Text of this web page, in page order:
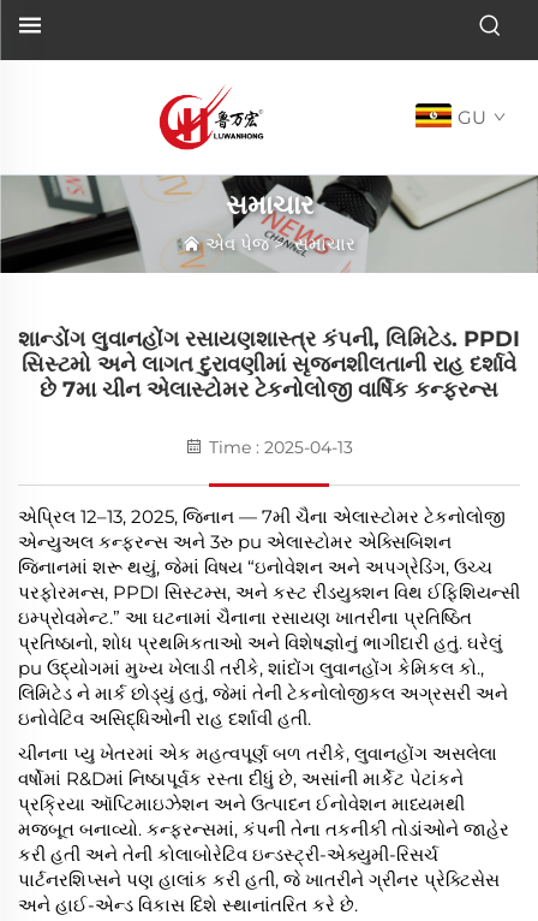
GU
સમાચાર
એવ પેજ>સમાચાર
શાન્ડોંગ લુવાનહોંગ રસાયણશાસ્ત્ર કંપની, લિમિટેડ. PPDI
સિસ્ટમો અને લાગત દુરાવણીમાં સૃજનશીલતાની રાહ દર્શાવે
છે 7મા ચીન એલાસ્ટોમર ટેકનોલોજી વાર્ષિક કન્ફરન્સ
Time : 2025-04-13
એપ્રિલ 12–13, 2025, જિનાન — 7મી ચૈના એલાસ્ટોમર ટેકનોલોજી
એન્યુઅલ કન્ફરન્સ અને 3રુ pu એલાસ્ટોમર એક્સિબિશન
જિનાનમાં શરૂ થયું, જેમાં વિષય “ઇનોવેશન અને અપગ્રેડિંગ, ઉચ્ચ
પરફોરમન્સ, PPDI સિસ્ટમ્સ, અને કસ્ટ રીડયુક્શન વિથ ઈફિશિયન્સી
ઇમ્પ્રોવમેન્ટ.” આ ઘટનામાં ચૈનાના રસાયણ ખાતરીના પ્રતિષ્ઠિત
પ્રતિષ્ઠાનો, શોધ પ્રથમિકતાઓ અને વિશેષજ્ઞોનું ભાગીદારી હતું. ઘરેલું
pu ઉદ્યોગમાં મુખ્ય ખેલાડી તરીકે, શાંદોંગ લુવાનહોંગ કેમિકલ કો.,
લિમિટેડ ને માર્ક છોડ્યું હતું, જેમાં તેની ટેકનોલોજીકલ અગ્રસરી અને
ઇનોવેટિવ અસિદ્ધિઓની રાહ દર્શાવી હતી.
ચીનના પ્યુ ખેતરમાં એક મહત્વપૂર્ણ બળ તરીકે, લુવાનહોંગ અસલેલા
વર્ષોમાં R&Dમાં નિષ્ઠાપૂર્વક રસ્તા દીધું છે, અસાંની માર્કેટ પેટાંકને
પ્રક્રિયા ઑપ્ટિમાઇઝેશન અને ઉત્પાદન ઈનોવેશન માધ્યમથી
મજબૂત બનાવ્યો. કન્ફરન્સમાં, કંપની તેના તકનીકી તોડાંઓને જાહેર
કરી હતી અને તેની કોલાબોરેટિવ ઇન્ડસ્ટ્રી-એક્યુમી-રિસર્ચ
પાર્ટનરશિપ્સને પણ હાલાંક કરી હતી, જે ખાતરીને ગ્રીનર પ્રેક્ટિસેસ
અને હાઈ-એન્ડ વિકાસ દિશે સ્થાનાંતરિત કરે છે.